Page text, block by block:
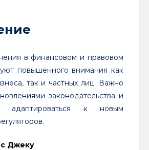
в финансовом и правовом
повышенного внимания как
так и частных лиц. Важно
законодательства и
адаптироваться к новым
Джеку